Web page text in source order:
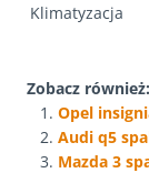
Klimatyzacja
Zobacz również:
Opel
Audi q5
Mazda 3